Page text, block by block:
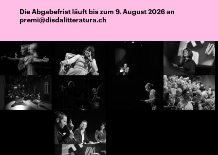
Die Abgabefrist läuft bis zum 9. August 2026 an
premi@disdalitteratura.ch